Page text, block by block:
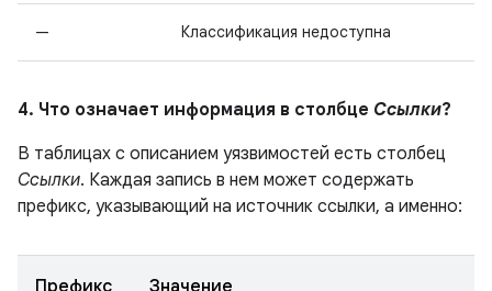
— Классификация недоступна
4. Что означает информация в столбце Ссылки?
В таблицах с описанием уязвимостей есть столбец
Ссылки. Каждая запись в нем может содержать
префикс, указывающий на источник ссылки, а именно:
Префикс Значение